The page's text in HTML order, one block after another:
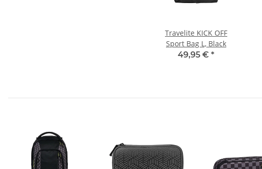
Travelite KICK OFF
Sport Bag L, Black
49,95 € *